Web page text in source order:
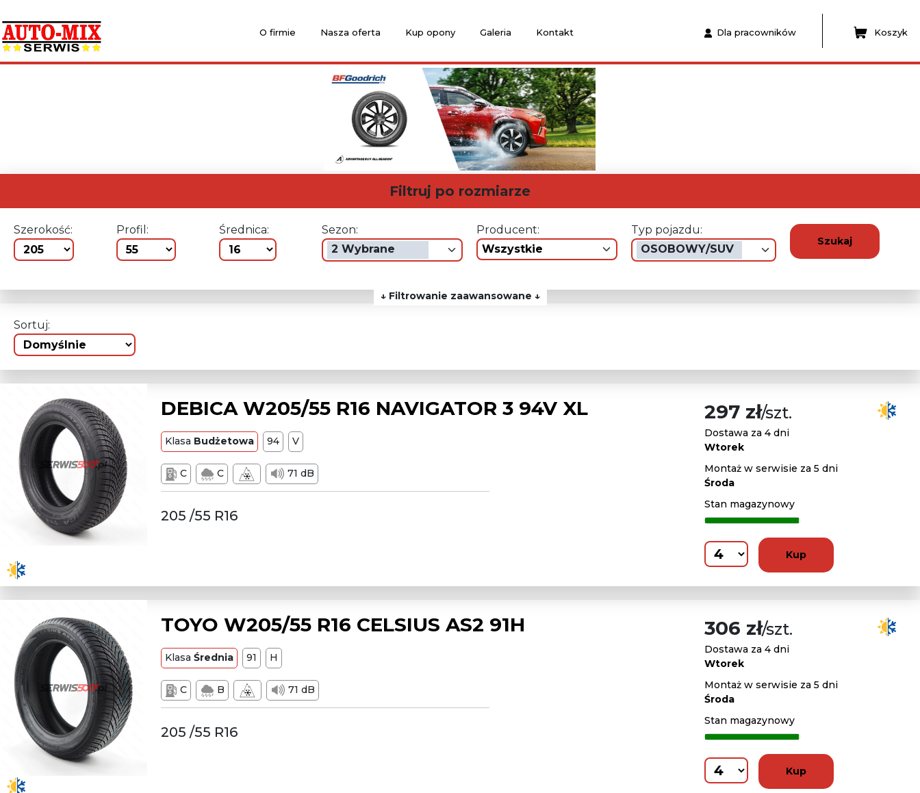
O firmie Nasza oferta Kup opony Galeria Kontakt Dla pracowników Koszyk
Filtruj po rozmiarze
Szerokość: Profil: Średnica:
Sezon:
2 Wybrane
Producent:
wszystkie
Typ pojazdu:
OSOBOWY/SUV
Szukaj
↓ Filtrowanie zaawansowane ↓
Sortuj:
DEBICA W205/55 R16 NAVIGATOR 3 94V XL
Klasa Budżetowa 94 V
C C 71 dB
205 /55 R16
297 zł/szt.
Dostawa za 4 dni
Wtorek
Montaż w serwisie za 5 dni
Środa
Stan magazynowy
Kup
TOYO W205/55 R16 CELSIUS AS2 91H
Klasa Średnia 91 H
C B 71 dB
205 /55 R16
306 zł/szt.
Dostawa za 4 dni
Wtorek
Montaż w serwisie za 5 dni
Środa
Stan magazynowy
Kup